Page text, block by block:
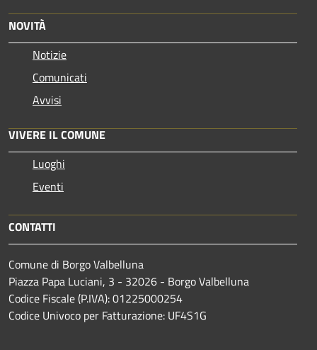
NOVITÀ
Notizie
Comunicati
Avvisi
VIVERE IL COMUNE
Luoghi
Eventi
CONTATTI
Comune di Borgo Valbelluna
Piazza Papa Luciani, 3 - 32026 - Borgo Valbelluna
Codice Fiscale (P.IVA): 01225000254
Codice Univoco per Fatturazione: UF4S1G